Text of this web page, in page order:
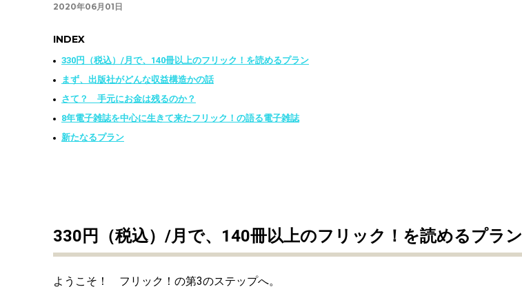
2020年06月01日
INDEX
330円（税込）/月で、140冊以上のフリック！を読めるプラン
まず、出版社がどんな収益構造かの話
さて？ 手元にお金は残るのか？
8年電子雑誌を中心に生きて来たフリック！の語る電子雑誌
新たなるプラン
330円（税込）/月で、140冊以上のフリック！を読めるプラン
ようこそ！ フリック！の第3のステップへ。